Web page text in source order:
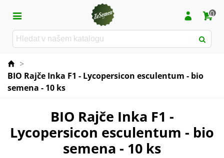
0
>
BIO Rajče Inka F1 - Lycopersicon esculentum - bio
semena - 10 ks
BIO Rajče Inka F1 -
Lycopersicon esculentum - bio
semena - 10 ks